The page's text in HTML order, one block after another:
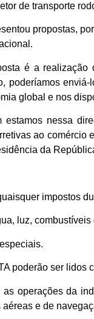
de transporte
propostas,
é a
poderíamos
global e nos
estamos nessa
ao comércio
da
impostos
luz,
poderão ser lidos
operações da
e de